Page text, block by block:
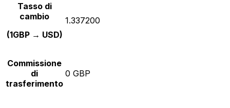
Tasso di
cambio
(1GBP → USD)
1.337200
Commissione
di
trasferimento
0 GBP